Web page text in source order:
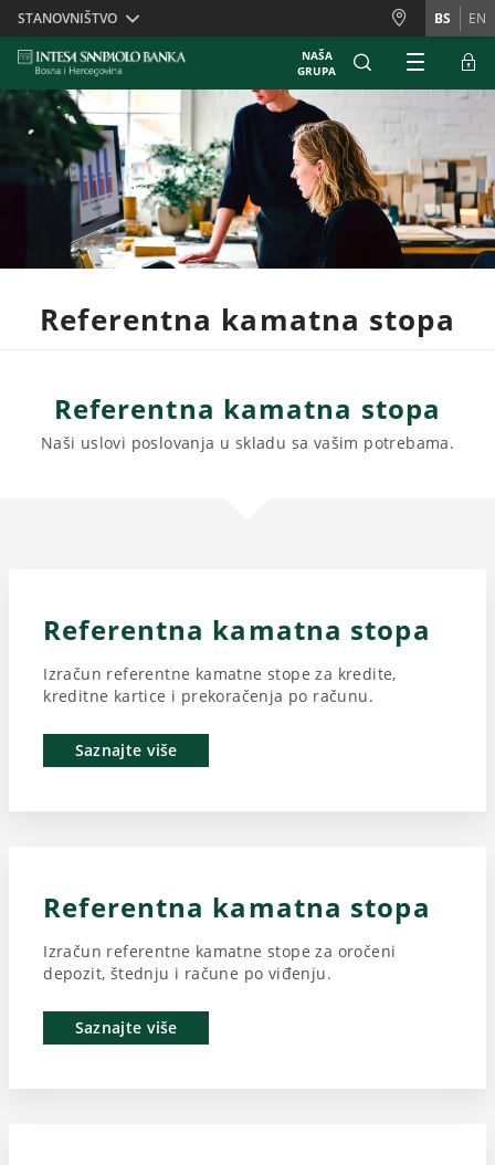
Skiplinks
STANOVNIŠTVO BS EN
NAŠA
GRUPA
Referentna kamatna stopa
Referentna kamatna stopa
Naši uslovi poslovanja u skladu sa vašim potrebama.
Referentna kamatna stopa
Izračun referentne kamatne stope za kredite,
kreditne kartice i prekoračenja po računu.
Saznajte više
Referentna kamatna stopa
Izračun referentne kamatne stope za oročeni
depozit, štednju i račune po viđenju.
Saznajte više